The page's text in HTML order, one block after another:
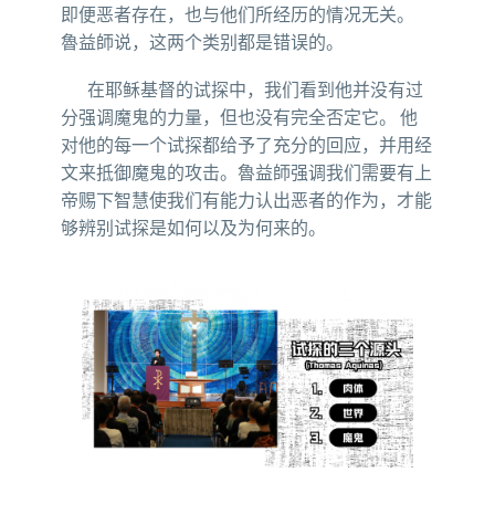
即便恶者存在，也与他们所经历的情况无关。
魯益師说，这两个类别都是错误的。
在耶稣基督的试探中，我们看到他并没有过
分强调魔鬼的力量，但也没有完全否定它。 他
对他的每一个试探都给予了充分的回应，并用经
文来抵御魔鬼的攻击。魯益師强调我们需要有上
帝赐下智慧使我们有能力认出恶者的作为，才能
够辨别试探是如何以及为何来的。